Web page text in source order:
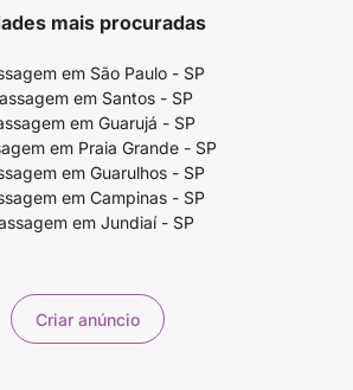
mais procuradas
em São Paulo - SP
em Santos - SP
em Guarujá - SP
em Praia Grande - SP
em Guarulhos - SP
em Campinas - SP
em Jundiaí - SP
Criar anúncio